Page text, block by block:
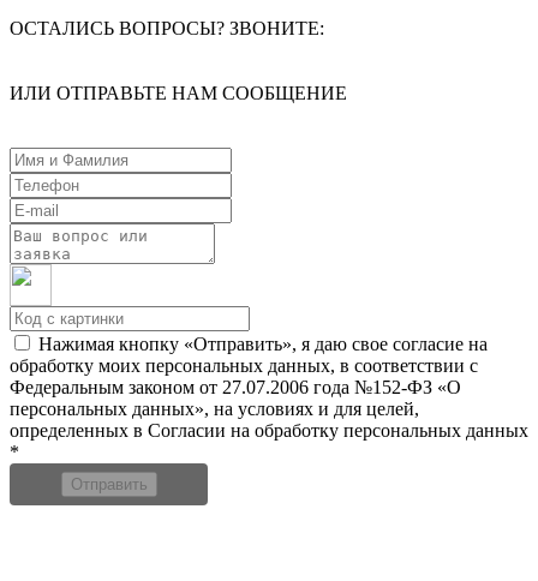
ОСТАЛИСЬ ВОПРОСЫ? ЗВОНИТЕ:
ИЛИ ОТПРАВЬТЕ НАМ СООБЩЕНИЕ
Нажимая кнопку «Отправить», я даю свое согласие на
обработку моих персональных данных, в соответствии с
Федеральным законом от 27.07.2006 года №152-ФЗ «О
персональных данных», на условиях и для целей,
определенных в Согласии на обработку персональных данных
*
Отправить